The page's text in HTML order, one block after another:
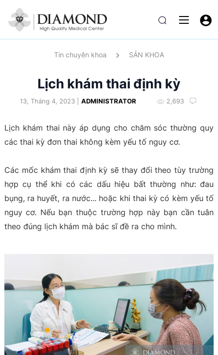
Tin chuyên khoa SẢN KHOA
Lịch khám thai định kỳ
13, Tháng 4, 2023 | ADMINISTRATOR 2,693
Lịch khám thai này áp dụng cho chăm sóc thường quy
các thai kỳ đơn thai không kèm yếu tố nguy cơ.
Các mốc khám thai định kỳ sẽ thay đổi theo tùy trường
hợp cụ thể khi có các dấu hiệu bất thường như: đau
bụng, ra huyết, ra nước... hoặc khi thai kỳ có kèm yếu tố
nguy cơ. Nếu bạn thuộc trường hợp này bạn cần tuân
theo đúng lịch khám mà bác sĩ đề ra cho mình.